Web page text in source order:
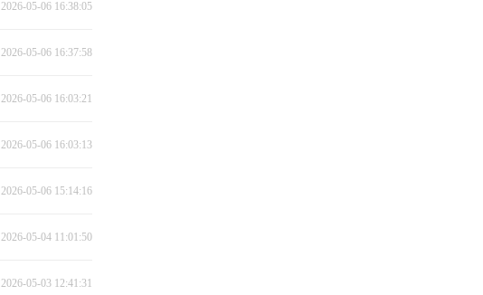
2026-05-06 16:38:05
2026-05-06 16:37:58
2026-05-06 16:03:21
2026-05-06 16:03:13
2026-05-06 15:14:16
2026-05-04 11:01:50
2026-05-03 12:41:31